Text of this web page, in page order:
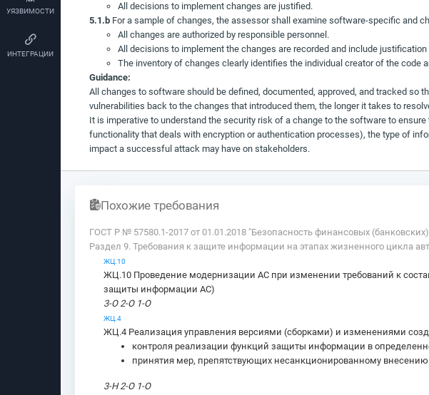
УЯЗВИМОСТИ
ИНТЕГРАЦИИ
All decisions to implement changes are justified.
5.1.b For a sample of changes, the assessor shall examine software-specific and
All changes are authorized by responsible personnel.
All decisions to implement the changes are recorded and include
The inventory of changes clearly identifies the individual creator of the code
Guidance:
All changes to software should be defined, documented, approved, and tracked so
vulnerabilities back to the changes that introduced them, the longer it takes to
It is imperative to understand the security risk of a change to the software to
functionality that deals with encryption or authentication processes), the type of
impact a successful attack may have on stakeholders.
Похожие требования
ГОСТ Р № 57580.1-2017 от 01.01.2018 "Безопасность финансовых
Раздел 9. Требования к защите информации на этапах жизненного цикла
ЖЦ.10
ЖЦ.10 Проведение модернизации АС при изменении требований к
защиты информации АС)
3-О 2-О 1-О
ЖЦ.4
ЖЦ.4 Реализация управления версиями (сборками) и изменениями
контроля реализации функций защиты информации в
принятия мер, препятствующих несанкционированному
3-Н 2-О 1-О